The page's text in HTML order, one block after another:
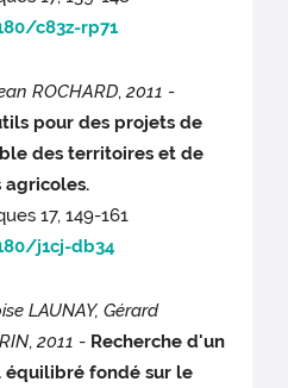
c83z-rp71
ROCHARD,2011 -
pour des projets de
des territoires et de
agricoles.
17, 149-161
j1cj-db34
LAUNAY, Gérard
,2011 - Recherche d'un
fondé sur le